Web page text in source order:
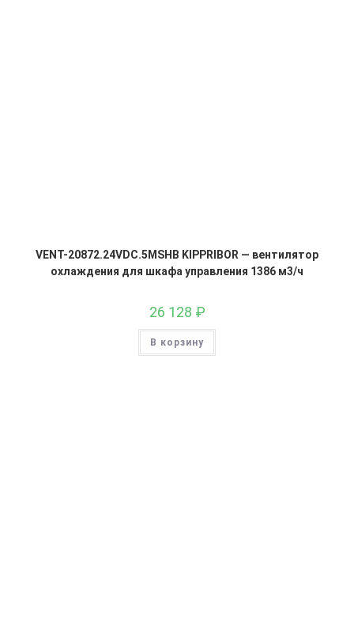
VENT-20872.24VDC.5MSHB KIPPRIBOR — вентилятор
охлаждения для шкафа управления 1386 м3/ч
26 128 ₽
В корзину